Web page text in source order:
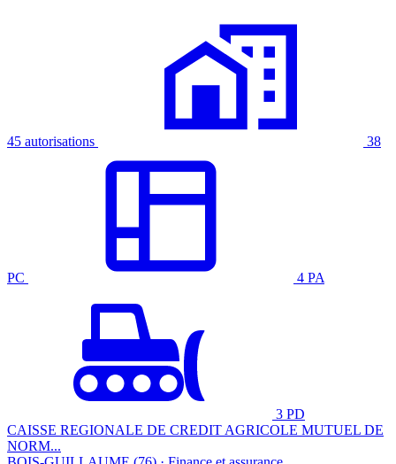
45 autorisations 38
PC 4 PA
3 PD
CAISSE REGIONALE DE CREDIT AGRICOLE MUTUEL DE
NORM...